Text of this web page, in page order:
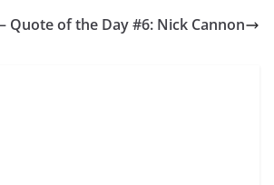
Quote of the Day #6: Nick Cannon